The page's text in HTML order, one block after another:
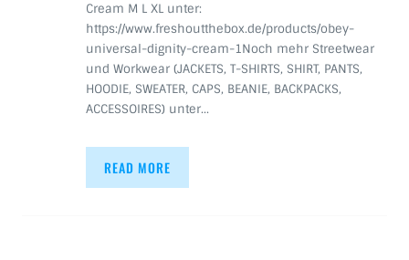
Cream M L XL unter:
https://www.freshoutthebox.de/products/obey-
universal-dignity-cream-1Noch mehr Streetwear
und Workwear (JACKETS, T-SHIRTS, SHIRT, PANTS,
HOODIE, SWEATER, CAPS, BEANIE, BACKPACKS,
ACCESSOIRES) unter…
READ MORE